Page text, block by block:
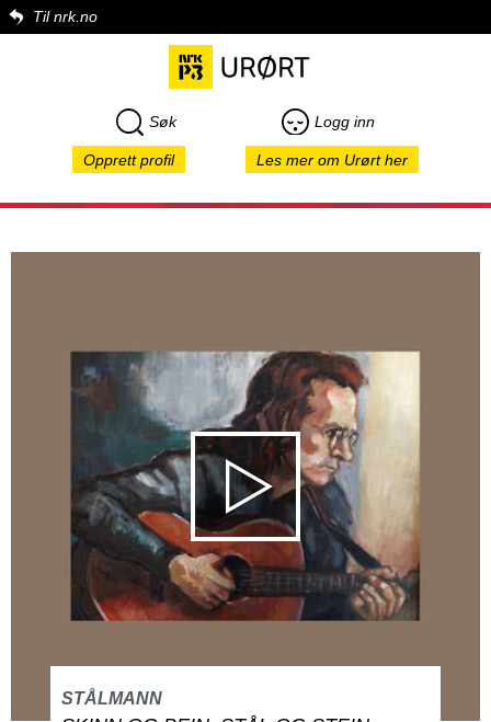
Til nrk.no
Søk Logg inn
Opprett profil Les mer om Urørt her
STÅLMANN